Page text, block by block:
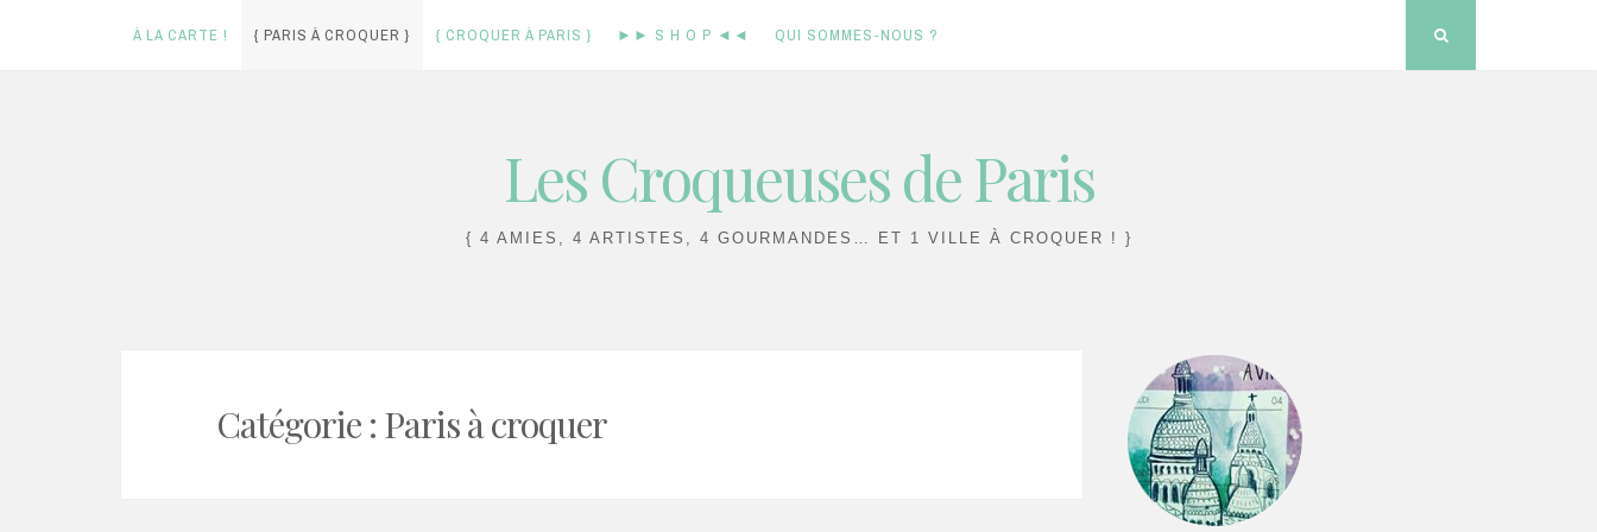
À LA CARTE ! { PARIS À CROQUER } { CROQUER À PARIS } ►► S H O P ◄◄ QUI SOMMES-NOUS ?
Les Croqueuses de Paris
{ 4 AMIES, 4 ARTISTES, 4 GOURMANDES… ET 1 VILLE À CROQUER ! }
Catégorie : Paris à croquer